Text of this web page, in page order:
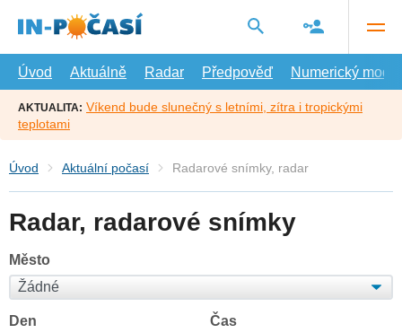
hlavní
Úvod
Aktuálně Radar Předpověď Numerický model
AKTUALITA: Víkend bude slunečný s letními, zítra i tropickými
teplotami
Úvod Aktuální počasí Radarové snímky, radar
Radar, radarové snímky
Město
Den Čas